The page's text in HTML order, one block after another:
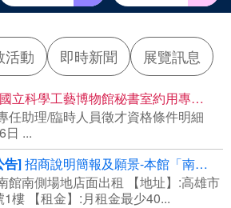
English
活動 即時新聞 展覽訊息
國立科學工藝博物館秘書室約用專任助理
任助理/臨時人員徵才資格條件明細
公告日期：115年8月6日 ...
告 招商說明簡報及願景-本館「南館南側場地標租租賃」案(案號R115058)
地店面出租 【地址】:高雄市
三民區九如一路797號1樓 【租金】:月租金最少40...